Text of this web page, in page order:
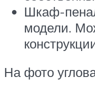
Шкаф-
модели.
На фото